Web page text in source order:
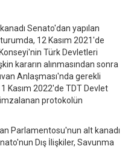
Senato'dan yapılan
12 Kasım 2021'de
Türk Devletleri
kararın alınmasından sonra
Anlaşması'nda gerekli
Kasım 2022'de TDT Devlet
protokolün
Parlamentosu'nun alt kanadı
Dış İlişkiler, Savunma